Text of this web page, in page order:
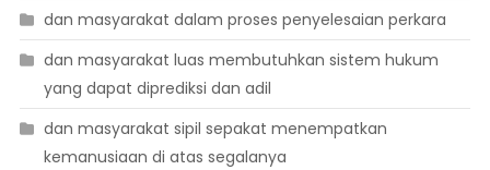
dan masyarakat dalam proses penyelesaian perkara
dan masyarakat luas membutuhkan sistem hukum
yang dapat diprediksi dan adil
dan masyarakat sipil sepakat menempatkan
kemanusiaan di atas segalanya